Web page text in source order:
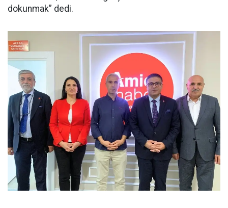
dokunmak” dedi.